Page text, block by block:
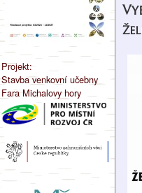
Projekt:
Stavba venkovní učebny
Fara Michalovy hory